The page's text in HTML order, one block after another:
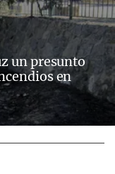
un presunto
en